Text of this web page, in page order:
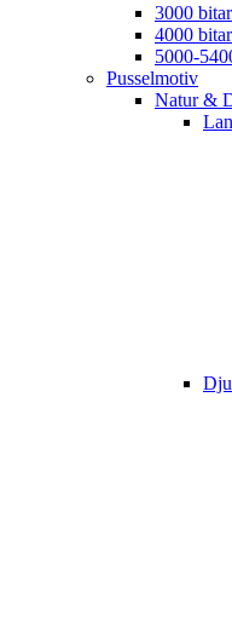
3000 bitar
4000 bitar
5000-
Pusselmotiv
Natur &